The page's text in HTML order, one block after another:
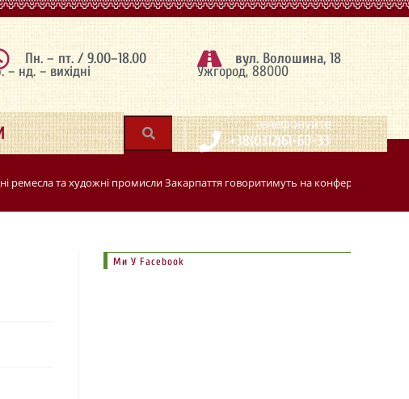
Пн. – пт. / 9.00–18.00
– нд. – вихідні
вул. Волошина, 18
Ужгород, 88000
| телефонуйте
+38(0312)61-60-33
ремесла та художні промисли Закарпаття говоритимуть на конференції в
Ми У Facebook